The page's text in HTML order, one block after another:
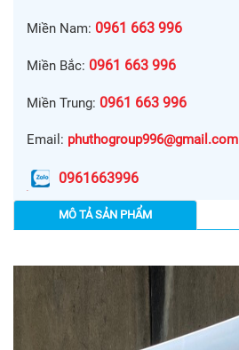
Miền Nam: 0961 663 996
Miền Bắc: 0961 663 996
Miền Trung: 0961 663 996
Email: phuthogroup996@gmail.com
0961663996
MÔ TẢ SẢN PHẨM